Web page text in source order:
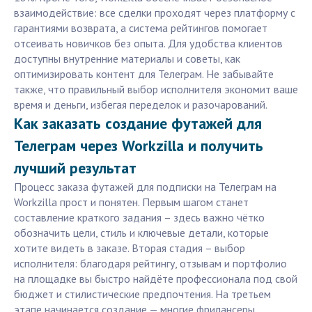
взаимодействие: все сделки проходят через платформу с
гарантиями возврата, а система рейтингов помогает
отсеивать новичков без опыта. Для удобства клиентов
доступны внутренние материалы и советы, как
оптимизировать контент для Телеграм. Не забывайте
также, что правильный выбор исполнителя экономит ваше
время и деньги, избегая переделок и разочарований.
Как заказать создание футажей для
Телеграм через Workzilla и получить
лучший результат
Процесс заказа футажей для подписки на Телеграм на
Workzilla прост и понятен. Первым шагом станет
составление краткого задания – здесь важно чётко
обозначить цели, стиль и ключевые детали, которые
хотите видеть в заказе. Вторая стадия – выбор
исполнителя: благодаря рейтингу, отзывам и портфолио
на площадке вы быстро найдёте профессионала под свой
бюджет и стилистические предпочтения. На третьем